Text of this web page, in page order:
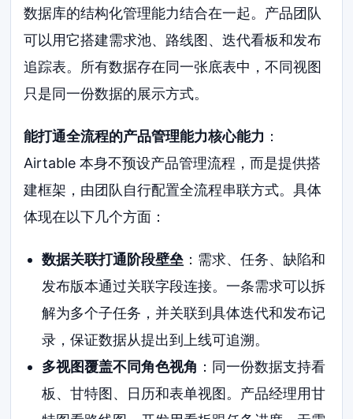
数据库的结构化管理能力结合在一起。产品团队
可以用它搭建需求池、路线图、迭代看板和发布
追踪表。所有数据存在同一张底表中，不同视图
只是同一份数据的展示方式。
能打通全流程的产品管理能力核心能力 ：
Airtable 本身不预设产品管理流程，而是提供搭
建框架，由团队自行配置全流程串联方式。具体
体现在以下几个方面：
数据关联打通阶段壁垒：需求、任务、缺陷和
发布版本通过关联字段连接。一条需求可以拆
解为多个子任务，并关联到具体迭代和发布记
录，保证数据从提出到上线可追溯。
多视图覆盖不同角色视角 ：同一份数据支持看
板、甘特图、日历和表单视图。产品经理用甘